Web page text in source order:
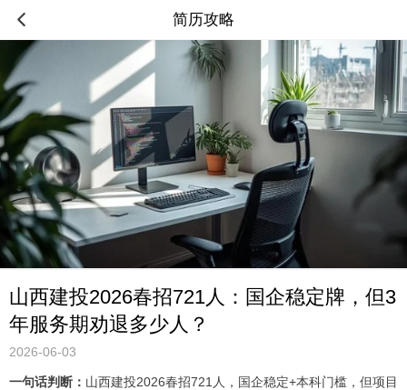
简历攻略
山西建投2026春招721人：国企稳定牌，但3
年服务期劝退多少人？
2026-06-03
一句话判断： 山西建投2026春招721人，国企稳定+本科门槛，但项目